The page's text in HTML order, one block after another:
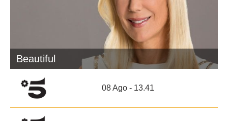
Beautiful
08 Ago - 13.41